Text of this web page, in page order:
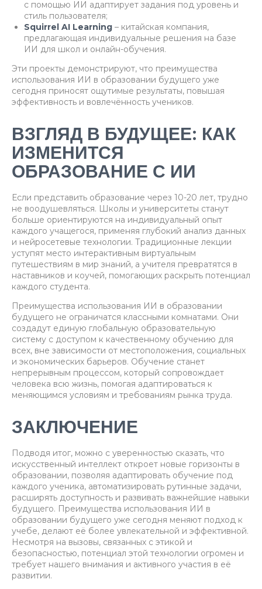
с помощью ИИ адаптирует задания под уровень и
стиль пользователя;
Squirrel AI Learning – китайская компания,
предлагающая индивидуальные решения на базе
ИИ для школ и онлайн-обучения.
Эти проекты демонстрируют, что преимущества
использования ИИ в образовании будущего уже
сегодня приносят ощутимые результаты, повышая
эффективность и вовлечённость учеников.
ВЗГЛЯД В БУДУЩЕЕ: КАК
ИЗМЕНИТСЯ
ОБРАЗОВАНИЕ С ИИ
Если представить образование через 10-20 лет, трудно
не воодушевляться. Школы и университеты станут
больше ориентируются на индивидуальный опыт
каждого учащегося, применяя глубокий анализ данных
и нейросетевые технологии. Традиционные лекции
уступят место интерактивным виртуальным
путешествиям в мир знаний, а учителя превратятся в
наставников и коучей, помогающих раскрыть потенциал
каждого студента.
Преимущества использования ИИ в образовании
будущего не ограничатся классными комнатами. Они
создадут единую глобальную образовательную
систему с доступом к качественному обучению для
всех, вне зависимости от местоположения, социальных
и экономических барьеров. Обучение станет
непрерывным процессом, который сопровождает
человека всю жизнь, помогая адаптироваться к
меняющимся условиям и требованиям рынка труда.
ЗАКЛЮЧЕНИЕ
Подводя итог, можно с уверенностью сказать, что
искусственный интеллект откроет новые горизонты в
образовании, позволяя адаптировать обучение под
каждого ученика, автоматизировать рутинные задачи,
расширять доступность и развивать важнейшие навыки
будущего. Преимущества использования ИИ в
образовании будущего уже сегодня меняют подход к
учебе, делают её более увлекательной и эффективной.
Несмотря на вызовы, связанных с этикой и
безопасностью, потенциал этой технологии огромен и
требует нашего внимания и активного участия в её
развитии.